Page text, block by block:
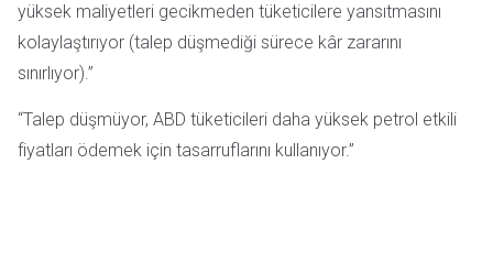
yüksek maliyetleri gecikmeden tüketicilere yansıtmasını
kolaylaştırıyor (talep düşmediği sürece kâr zararını
sınırlıyor).”
“Talep düşmüyor, ABD tüketicileri daha yüksek petrol etkili
fiyatları ödemek için tasarruflarını kullanıyor.”